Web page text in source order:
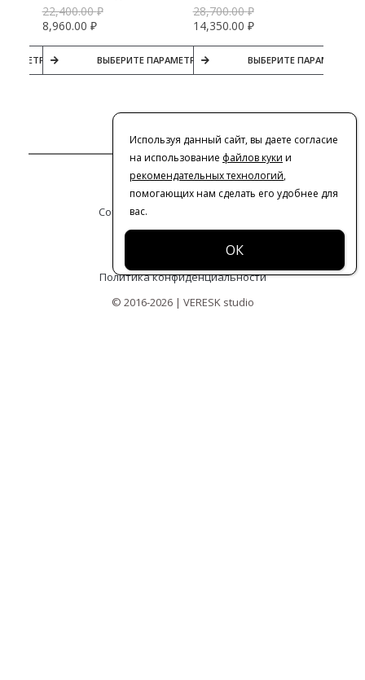
22,400.00₽
8,960.00 ₽
ВЫБЕРИТЕ ПАРАМЕТРЫ
28,700.00₽
14,350.00 ₽
ВЫБЕРИТЕ ПАРАМЕТРЫ
Контакты
Сотрудничество с дизайнерами
Политика конфиденциальности
© 2016-2026 | VERESK studio
Используя данный сайт, вы даете согласие
на использование файлов куки и
рекомендательных технологий,
помогающих нам сделать его удобнее для
вас.